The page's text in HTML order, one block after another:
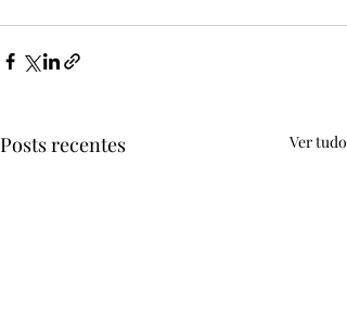
Posts recentes Ver tudo